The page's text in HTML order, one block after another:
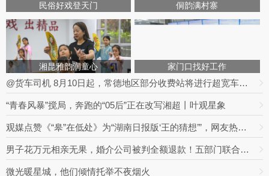
民俗好戏登天门 侗韵满村寨
湘昆雅韵润童心 家门口找好工作
@货车司机 8月10日起，常德地区部分收费站将进行超宽车道改造
“青春风暴”搅局，奔跑的“05后”正在改写湘超丨叶观星象
观媒点赞《“皋”在低处》为“湖南日报版‘王的猜想’”，网友热议：党报头版可以这么起标题
男子花万元相亲无果，婚介公司被判全额退款！五部门联合整治婚介七大乱象
微光暖星城，他们倾情托举不夜烟火